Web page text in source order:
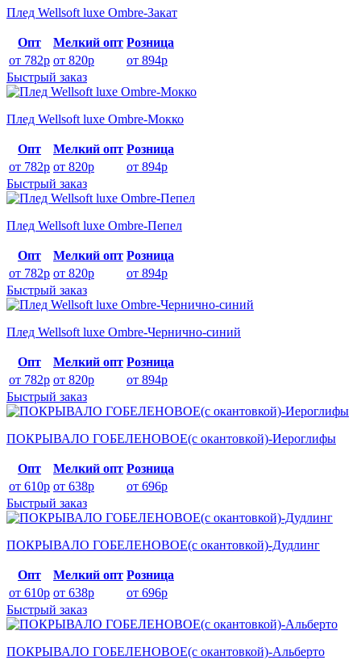
Плед Wellsoft luxe Ombre-Закат
Опт Мелкий опт Розница
от 782р от 820р
от 894р
Быстрый заказ
Плед Wellsoft luxe Ombre-Мокко
Опт Мелкий опт Розница
от 782р от 820р
от 894р
Быстрый заказ
Плед Wellsoft luxe Ombre-Пепел
Опт Мелкий опт Розница
от 782р от 820р
от 894р
Быстрый заказ
Плед Wellsoft luxe Ombre-Чернично-синий
Опт Мелкий опт Розница
от 782р от 820р
от 894р
Быстрый заказ
ПОКРЫВАЛО ГОБЕЛЕНОВОЕ(с окантовкой)-Иероглифы
Опт Мелкий опт Розница
от 610р от 638р
от 696р
Быстрый заказ
ПОКРЫВАЛО ГОБЕЛЕНОВОЕ(с окантовкой)-Дудлинг
Опт Мелкий опт Розница
от 610р от 638р
от 696р
Быстрый заказ
ПОКРЫВАЛО ГОБЕЛЕНОВОЕ(с окантовкой)-Альберто